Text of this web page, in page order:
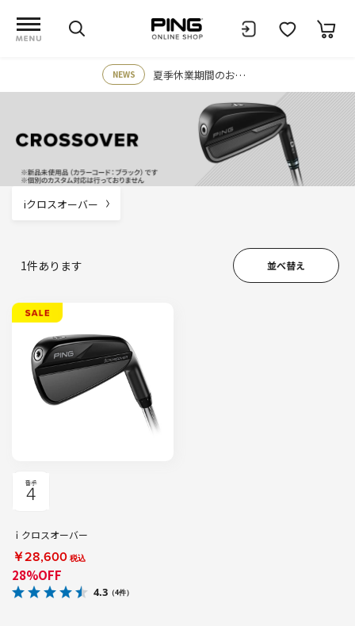
NEWS 夏季休業期間のお知らせ
iクロスオーバー
並べ替え
1件あります
ｉクロスオーバー
￥28,600 税込
28%OFF
4.3 （4件）